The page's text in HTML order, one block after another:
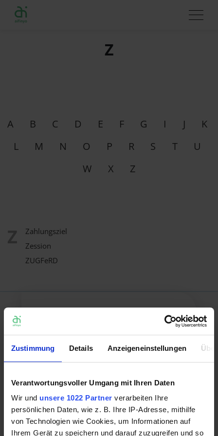
Zustimmung Details Anzeigeneinstellungen
Verantwortungsvoller Umgang mit Ihren Daten
Wir und unsere 1022 Partner verarbeiten Ihre
persönlichen Daten, wie z. B. Ihre IP-Adresse, mithilfe
von Technologien wie Cookies, um Informationen auf
Ihrem Gerät zu speichern und darauf zuzugreifen und so
Z
A B C D E F G I J
K
L
M N O P R S T
U
W
X Z
Zahlungsziel
Zession
ZUGFeRD
Freienwalder Straße 17
13055 Berlin
Tiergartenstraße 8